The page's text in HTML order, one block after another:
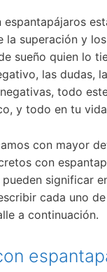
espantapájaros
la superación y
sueño quien lo
las dudas,
todo
y todo en tu
con mayor
con
significar
cada uno
a continuación.